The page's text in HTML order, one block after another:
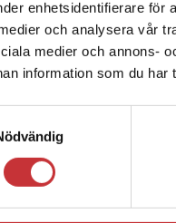
enhetsidentifierare för
och analysera vår
medier och annons-
information som du
Det
idag Sveriges
kurslitteratur,